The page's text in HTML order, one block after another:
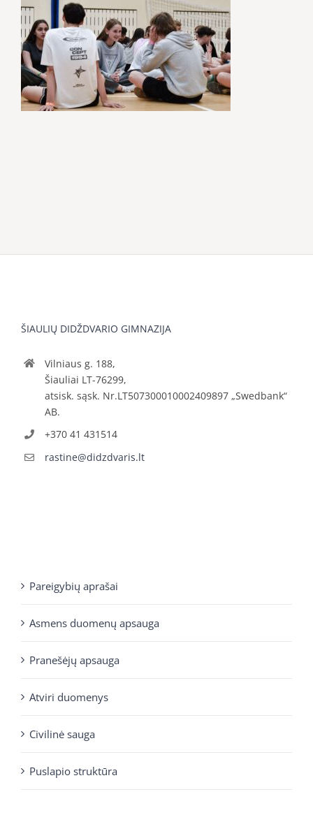
ŠIAULIŲ DIDŽDVARIO GIMNAZIJA
Vilniaus g. 188,
Šiauliai LT-76299,
atsisk. sąsk. Nr.LT507300010002409897 „Swedbank“
AB.
+370 41 431514
rastine@didzdvaris.lt
Pareigybių aprašai
Asmens duomenų apsauga
Pranešėjų apsauga
Atviri duomenys
Civilinė sauga
Puslapio struktūra